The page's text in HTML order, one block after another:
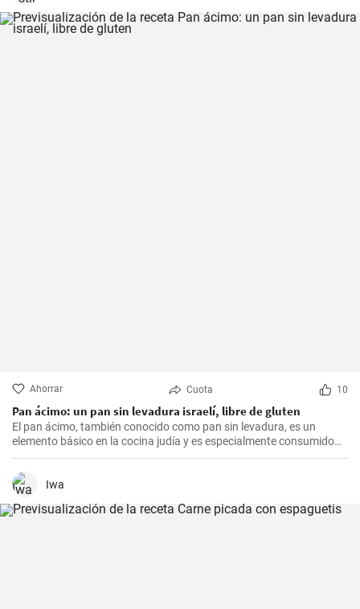
Ahorrar Cuota 10
Pan ácimo: un pan sin levadura israelí, libre de gluten
El pan ácimo, también conocido como pan sin levadura, es un
elemento básico en la cocina judía y es especialmente consumido
durante Pesaj. En esta receta, te mostraré cómo hacer tu propio
pan ácimo casero de manera sencilla y deliciosa.
Iwa